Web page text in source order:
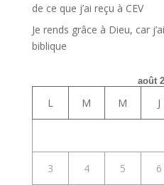
de ce que j’ai reçu à CEV
Je rends grâce à Dieu, car
biblique
août
L M M J
3 4 5 6